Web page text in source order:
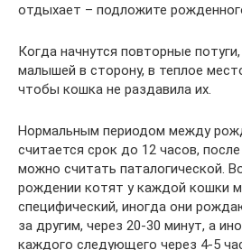
отдыхает – подложите
Когда начнутся повторные
малышей в сторону, в теплое
чтобы кошка не раздавила их.
Нормальным периодом между
считается срок до 12 часов,
можно считать паталогической.
рождении котят у каждой кошки
специфический, иногда они
за другим, через 20-30 минут, а
каждого следующего через 4-5